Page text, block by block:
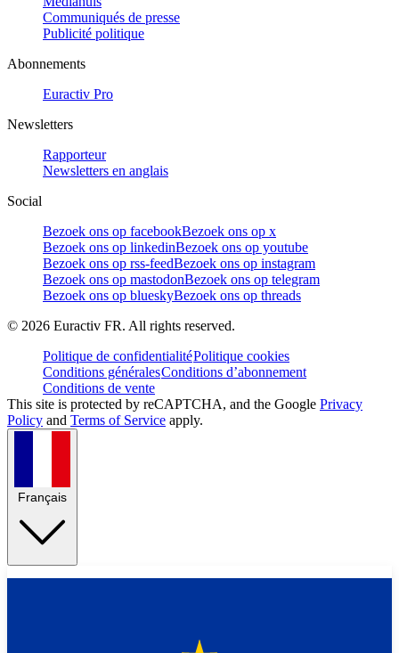
Communiqués de presse
Publicité politique
Abonnements
Euractiv Pro
Newsletters
Rapporteur
Newsletters en anglais
Social
Bezoek ons op facebookBezoek ons op x
Bezoek ons op linkedinBezoek ons op youtube
Bezoek ons op rss-feedBezoek ons op instagram
Bezoek ons op mastodonBezoek ons op telegram
Bezoek ons op blueskyBezoek ons op threads
© 2026 Euractiv FR. All rights reserved.
Politique de confidentialitéPolitique cookies
Conditions généralesConditions d’abonnement
Conditions de vente
This site is protected by reCAPTCHA, and the Google Privacy
Policy and Terms of Service apply.
Français